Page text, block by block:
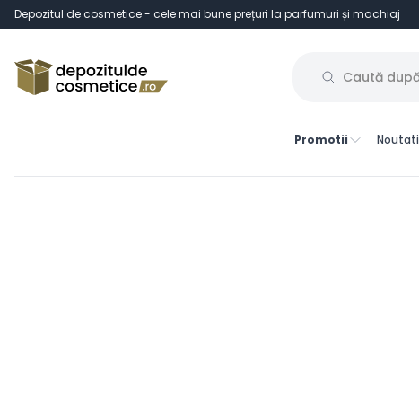
Depozitul de cosmetice - cele mai bune prețuri la parfumuri și machiaj
Promotii Noutati